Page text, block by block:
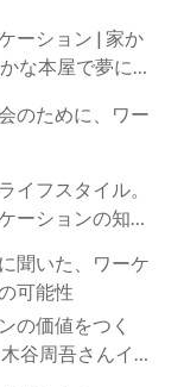
ーション | 家か
な本屋で夢に近
のために、ワー
イフスタイル。
ーションの知ら
聞いた、ワーケ
可能性
の価値をつく
谷周吾さんイン